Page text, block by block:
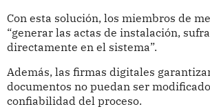
Con esta solución, los miembros de
“generar las actas de instalación,
directamente en el sistema”.
Además, las firmas digitales
documentos no puedan ser
confiabilidad del proceso.